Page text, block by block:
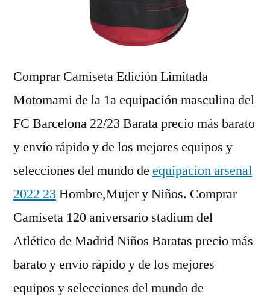
Comprar Camiseta Edición Limitada
Motomami de la 1a equipación masculina del
FC Barcelona 22/23 Barata precio más barato
y envío rápido y de los mejores equipos y
selecciones del mundo de equipacion arsenal
2022 23 Hombre,Mujer y Niños. Comprar
Camiseta 120 aniversario stadium del
Atlético de Madrid Niños Baratas precio más
barato y envío rápido y de los mejores
equipos y selecciones del mundo de